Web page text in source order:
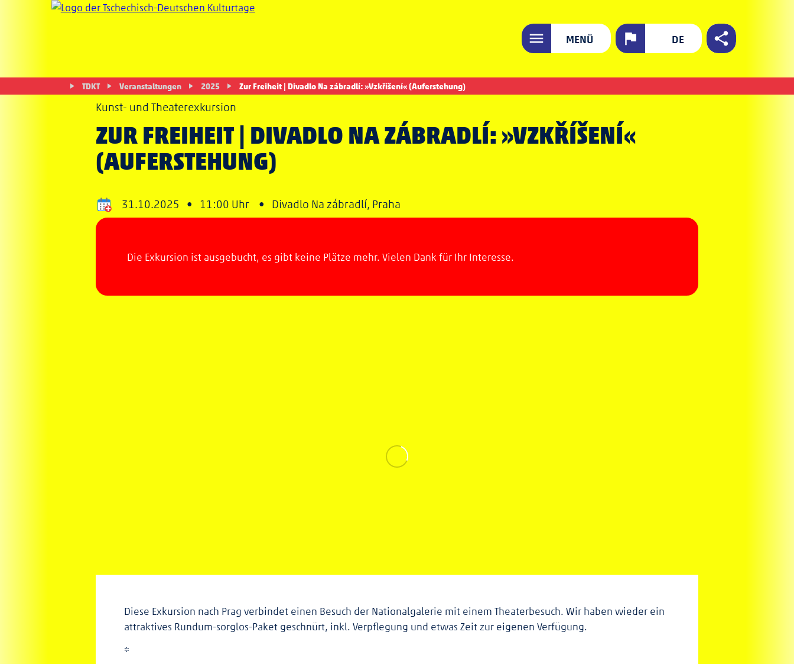
MENÜ DE
TDKT Veranstaltungen 2025 Zur Freiheit | Divadlo Na zábradlí: »Vzkříšení« (Auferstehung)
Kunst- und Theaterexkursion
ZUR FREIHEIT | DIVADLO NA ZÁBRADLÍ: »VZKŘÍŠENÍ«
(AUFERSTEHUNG)
31.10.2025 • 11:00 Uhr • Divadlo Na zábradlí, Praha
Die Exkursion ist ausgebucht, es gibt keine Plätze mehr. Vielen Dank für Ihr Interesse.
Diese Exkursion nach Prag verbindet einen Besuch der Nationalgalerie mit einem Theaterbesuch. Wir haben wieder ein
attraktives Rundum-sorglos-Paket geschnürt, inkl. Verpflegung und etwas Zeit zur eigenen Verfügung.
*